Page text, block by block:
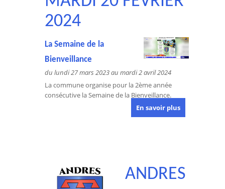
2024
La Semaine de la
Bienveillance
du lundi 27 mars 2023 au mardi 2 avril 2024
La commune organise pour la 2ème année
consécutive la Semaine de la Bienveillance.
En savoir plus
ANDRES